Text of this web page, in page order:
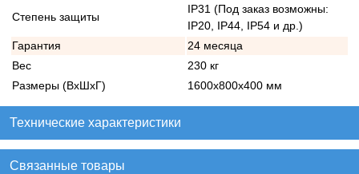
Степень защиты
IP31 (Под заказ возможны:
IP20, IP44, IP54 и др.)
Гарантия
24 месяца
Вес
230 кг
Размеры (ВхШхГ)
1600х800х400 мм
Технические характеристики
Связанные товары